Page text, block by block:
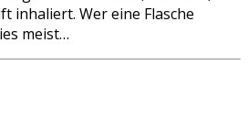
inhaliert. Wer eine Flasche
meist…